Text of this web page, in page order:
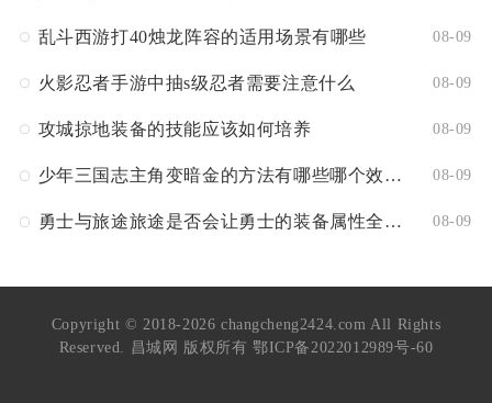
乱斗西游打40烛龙阵容的适用场景有哪些 08-09
火影忍者手游中抽s级忍者需要注意什么 08-09
攻城掠地装备的技能应该如何培养 08-09
少年三国志主角变暗金的方法有哪些哪个效果最好 08-09
勇士与旅途旅途是否会让勇士的装备属性全部消失 08-09
Copyright © 2018-2026 changcheng2424.com All Rights
Reserved. 昌城网 版权所有 鄂ICP备2022012989号-60